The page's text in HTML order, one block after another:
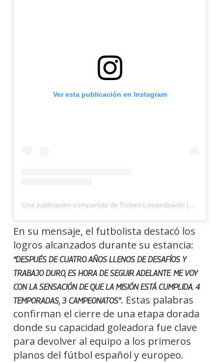
Ver esta publicación en Instagram
En su mensaje, el futbolista destacó los
logros alcanzados durante su estancia:
“DESPUÉS DE CUATRO AÑOS LLENOS DE DESAFÍOS Y
TRABAJO DURO, ES HORA DE SEGUIR ADELANTE. ME VOY
CON LA SENSACIÓN DE QUE LA MISIÓN ESTÁ CUMPLIDA. 4
TEMPORADAS, 3 CAMPEONATOS”. Estas palabras
confirman el cierre de una etapa dorada
donde su capacidad goleadora fue clave
para devolver al equipo a los primeros
planos del fútbol español y europeo.